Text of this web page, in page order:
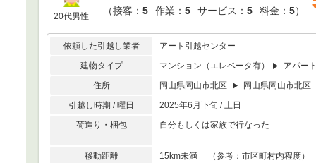
20代男性 （接客： 5 作業： 5 サービス： 5 料金： 5）
依頼した引越し業者
アート引越センター
建物タイプ
マンション（エレベータ有）
アパー
住所
岡山県岡山市北区
岡山県岡山市北区
引越し時期 / 曜日
2025年6月下旬 / 土日
荷造り・梱包
自分もしくは家族で行なった
移動距離 15km未満 （参考：市区町村内程度）